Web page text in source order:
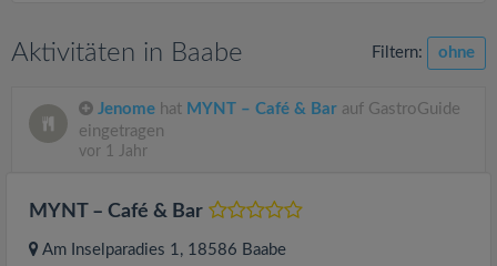
Aktivitäten in Baabe Filtern: ohne
Jenome hat MYNT – Café & Bar auf GastroGuide
eingetragen
vor 1 Jahr
MYNT – Café & Bar
Am Inselparadies 1, 18586 Baabe